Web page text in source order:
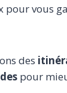
pour vous
des
pour